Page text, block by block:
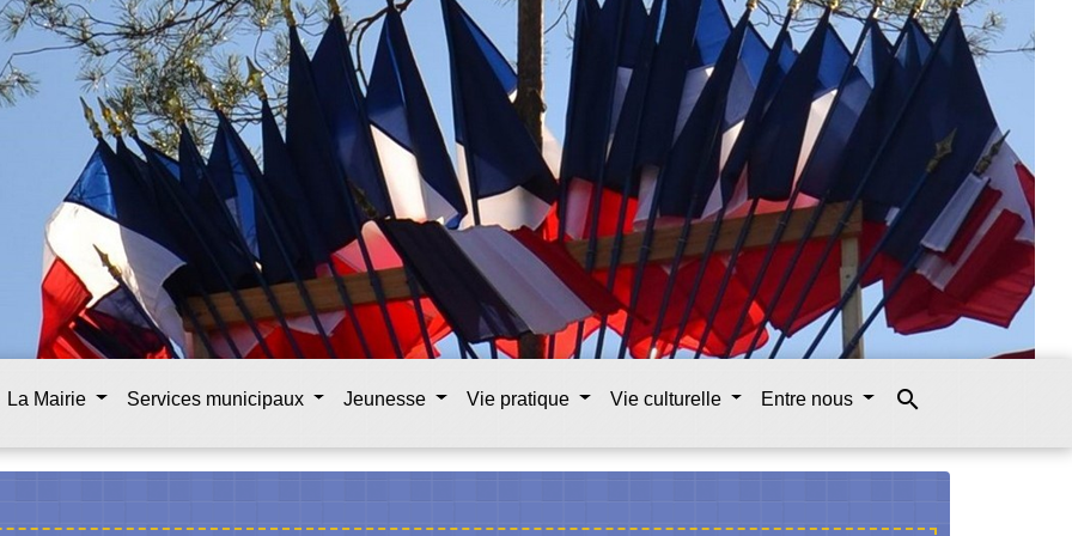
La Mairie Services municipaux Jeunesse Vie pratique Vie culturelle Entre nous search